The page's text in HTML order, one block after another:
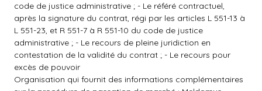
code de justice administrative ; - Le référé contractuel,
après la signature du contrat, régi par les articles L 551-13 à
L 551-23, et R 551-7 à R 551-10 du code de justice
administrative ; - Le recours de pleine juridiction en
contestation de la validité du contrat ; - Le recours pour
excès de pouvoir
Organisation qui fournit des informations complémentaires